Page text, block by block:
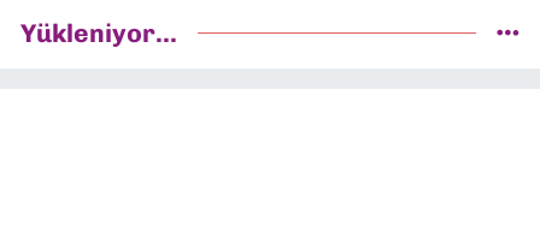
Yükleniyor...